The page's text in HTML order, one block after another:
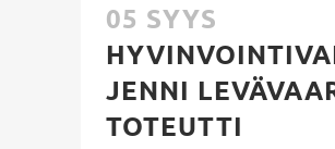
05 SYYS
JENNI
TOTEUTTI